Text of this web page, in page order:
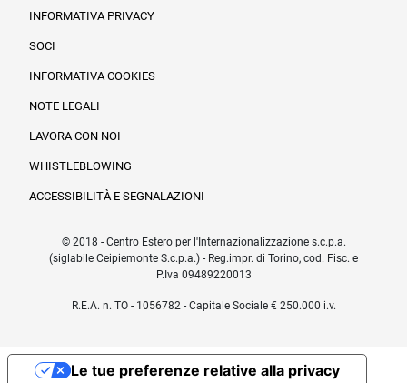
INFORMATIVA PRIVACY
SOCI
INFORMATIVA COOKIES
NOTE LEGALI
LAVORA CON NOI
WHISTLEBLOWING
ACCESSIBILITÀ E SEGNALAZIONI
© 2018 - Centro Estero per l'Internazionalizzazione s.c.p.a.
(siglabile Ceipiemonte S.c.p.a.) - Reg.impr. di Torino, cod. Fisc. e
P.Iva 09489220013
R.E.A. n. TO - 1056782 - Capitale Sociale € 250.000 i.v.
Le tue preferenze relative alla privacy